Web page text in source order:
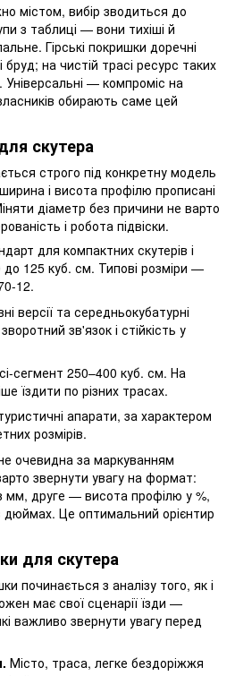
містом, вибір зводиться до
з таблиці — вони тихіші й
Гірські покришки доречні
на чистій трасі ресурс таких
— компроміс на
обирають саме цей
скутера
строго під конкретну модель
і висота профілю прописані
діаметр без причини не варто
і робота підвіски.
для компактних скутерів і
до 125 куб. см. Типові розміри —
12.
версії та середньокубатурні
зв'язок і стійкість у
сегмент 250–400 куб. см. На
їздити по різних трасах.
апарати, за характером
розмірів.
очевидна за маркуванням
звернути увагу на формат:
друге — висота профілю у %,
Це оптимальний орієнтир
для скутера
починається з аналізу того, як і
має свої сценарії їзди —
важливо звернути увагу перед
Місто, траса, легке бездоріжжя